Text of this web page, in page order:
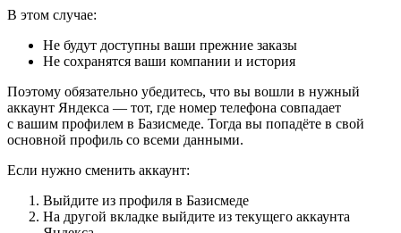
В этом случае:
Не будут доступны ваши прежние заказы
Не сохранятся ваши компании и история
Поэтому обязательно убедитесь, что вы вошли в нужный
аккаунт Яндекса — тот, где номер телефона совпадает
с вашим профилем в Базисмеде. Тогда вы попадёте в свой
основной профиль со всеми данными.
Если нужно сменить аккаунт:
Выйдите из профиля в Базисмеде
На другой вкладке выйдите из текущего аккаунта